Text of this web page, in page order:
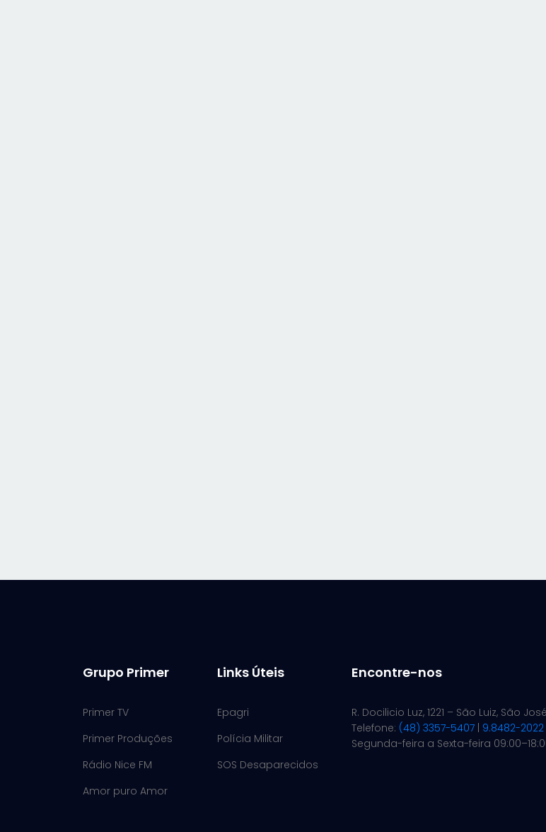
Grupo Primer
Primer TV
Primer Produções
Rádio Nice FM
Amor puro Amor
Links Úteis
Epagri
Polícia Militar
SOS Desaparecidos
Encontre-nos
R. Docilicio Luz, 1221 – São Luiz, São
Telefone: (48) 3357-5407 9.8482-2022
Segunda-feira a Sexta-feira